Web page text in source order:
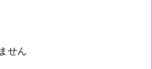
せん